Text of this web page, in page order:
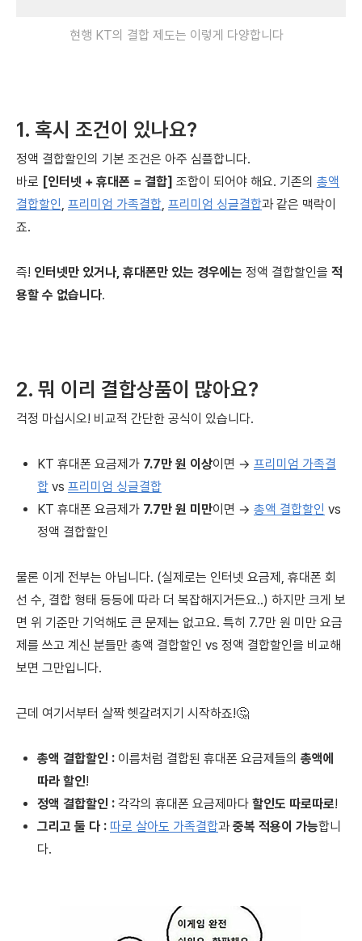
현행 KT의 결합 제도는 이렇게 다양합니다
1. 혹시 조건이 있나요?
정액 결합할인의 기본 조건은 아주 심플합니다.
바로 [인터넷 + 휴대폰 = 결합] 조합이 되어야 해요. 기존의 총액
결합할인, 프리미엄 가족결합, 프리미엄 싱글결합과 같은 맥락이
죠.
즉! 인터넷만 있거나, 휴대폰만 있는 경우에는 정액 결합할인을 적
용할 수 없습니다.
2. 뭐 이리 결합상품이 많아요?
걱정 마십시오! 비교적 간단한 공식이 있습니다.
KT 휴대폰 요금제가 7.7만 원 이상이면 → 프리미엄 가족결
합 vs 프리미엄 싱글결합
KT 휴대폰 요금제가 7.7만 원 미만이면 → 총액 결합할인 vs
정액 결합할인
물론 이게 전부는 아닙니다. (실제로는 인터넷 요금제, 휴대폰 회
선 수, 결합 형태 등등에 따라 더 복잡해지거든요..) 하지만 크게 보
면 위 기준만 기억해도 큰 문제는 없고요. 특히 7.7만 원 미만 요금
제를 쓰고 계신 분들만 총액 결합할인 vs 정액 결합할인을 비교해
보면 그만입니다.
근데 여기서부터 살짝 헷갈려지기 시작하죠!🤔
총액 결합할인 : 이름처럼 결합된 휴대폰 요금제들의 총액에
따라 할인!
정액 결합할인 : 각각의 휴대폰 요금제마다 할인도 따로따로!
그리고 둘 다 : 따로 살아도 가족결합과중복 적용이 가능합니
다.